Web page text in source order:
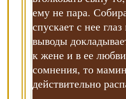
ему не пара.
спускает с нее
выводы
к жене и в ее
сомнения, то
действительно